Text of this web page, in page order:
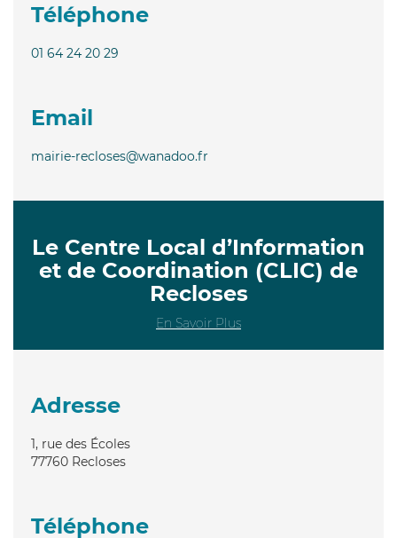
Téléphone
01 64 24 20 29
Email
mairie-recloses@wanadoo.fr
Le Centre Local d’Information
et de Coordination (CLIC) de
Recloses
En Savoir Plus
Adresse
1, rue des Écoles
77760 Recloses
Téléphone